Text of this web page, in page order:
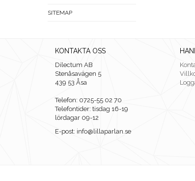
SITEMAP
KONTAKTA OSS
Dilectum AB
Stenåsavägen 5
439 53 Åsa
Telefon: 0725-55 02 70
Telefontider: tisdag 16-19
lördagar 09-12
E-post: info@lillaparlan.se